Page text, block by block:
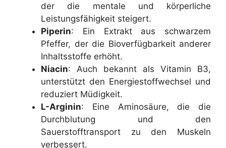
der die mentale und körperliche
Leistungsfähigkeit steigert.
Piperin: Ein Extrakt aus schwarzem
Pfeffer, der die Bioverfügbarkeit anderer
Inhaltsstoffe erhöht.
Niacin: Auch bekannt als Vitamin B3,
unterstützt den Energiestoffwechsel und
reduziert Müdigkeit.
L-Arginin: Eine Aminosäure, die die
Durchblutung und den
Sauerstofftransport zu den Muskeln
verbessert.